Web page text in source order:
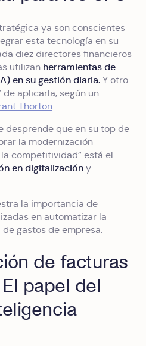
ya son conscientes
esta tecnología en su
diez directores financieros
utilizan herramientas de
en su gestión diaria. Y otro
de aplicarla, según un
Thorton.
desprende que en su top de
la modernización
competitividad” está el
en digitalización y
la importancia de
en automatizar la
gastos de empresa.
de facturas
papel del